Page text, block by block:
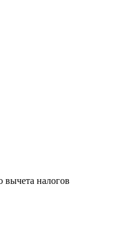
вычета налогов